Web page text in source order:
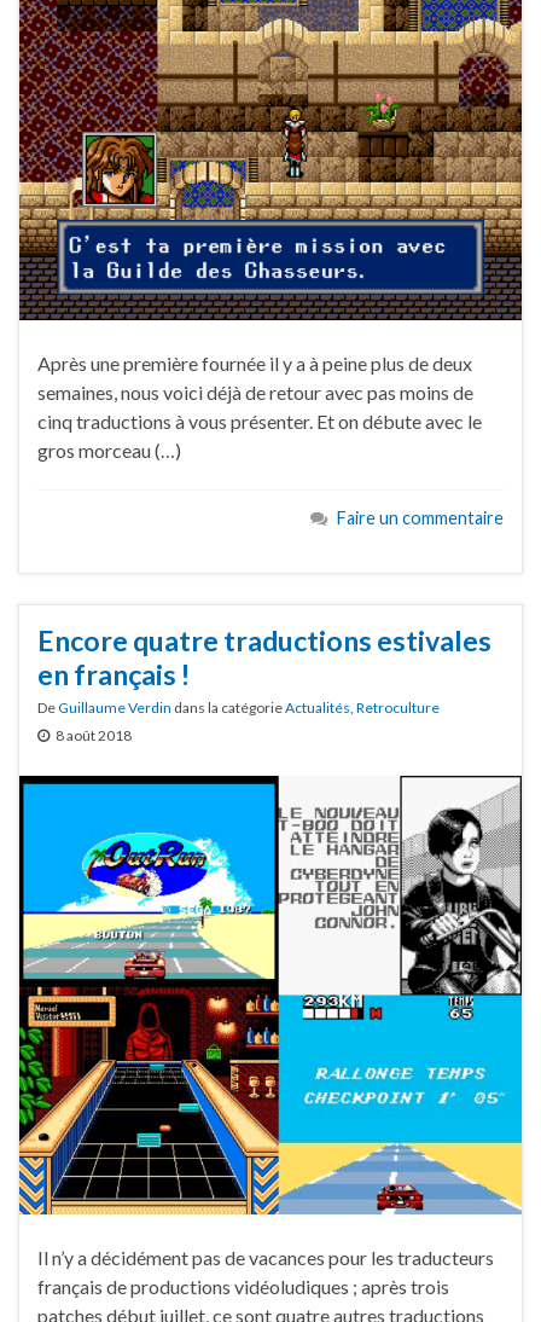
Après une première fournée il y a à peine plus de deux
semaines, nous voici déjà de retour avec pas moins de
cinq traductions à vous présenter. Et on débute avec le
gros morceau (…)
Faire un commentaire
Encore quatre traductions estivales
en français !
DeGuillaume Verdin dans la catégorieActualités, Retroculture
8 août 2018
Il n’y a décidément pas de vacances pour les traducteurs
français de productions vidéoludiques ; après trois
patches début juillet, ce sont quatre autres traductions